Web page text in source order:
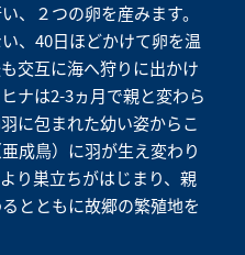
、２つの卵を産みます。
、40日ほどかけて卵を温
交互に海へ狩りに出かけ
ナは2-3ヵ月で親と変わら
に包まれた幼い姿からこ
成鳥）に羽が生え変わり
り巣立ちがはじまり、親
とともに故郷の繁殖地を